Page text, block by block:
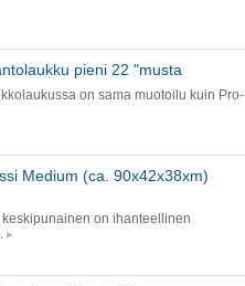
pieni 22 "musta
on sama muotoilu kuin Pro-
Medium (ca. 90x42x38xm)
on ihanteellinen